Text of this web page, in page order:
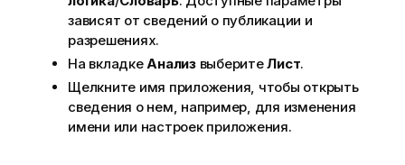
зависят от сведений о публикации и
разрешениях.
На вкладкеАнализвыберитеЛист.
Щелкните имя приложения, чтобы открыть
сведения о нем, например, для изменения
имени или настроек приложения.